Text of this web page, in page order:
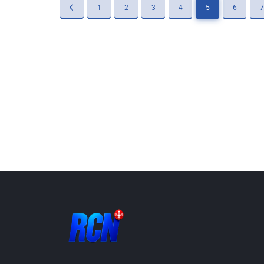
1 2 3 4 5 6 7